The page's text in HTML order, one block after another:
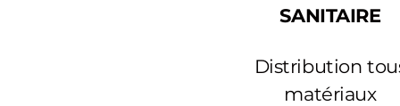
SANITAIRE
Distribution
matériaux